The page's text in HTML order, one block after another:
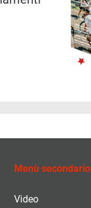
Menù secondario
Video